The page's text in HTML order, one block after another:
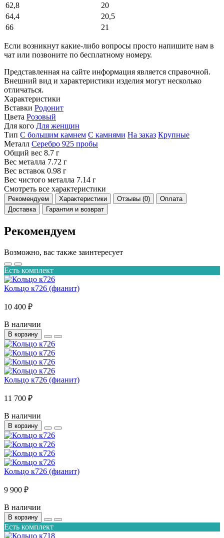
62,8
20
64,4
20,5
66
21
Если возникнут какие-либо вопросы просто напишите нам в
чат или позвоните по бесплатному номеру.
Представленная на сайте информация является справочной.
Внешний вид и характеристики изделия могут несколько
отличаться.
Характеристики
Вставки Родонит
Цвета Розовый
Для кого Для женщин
Тип С большим камнем С камнями На заказ Крупные
Металл Серебро 925 пробы
Общий вес 8.7 г
Вес металла 7.72 г
Вес вставок 0.98 г
Вес чистого металла 7.14 г
Смотреть все характеристики
Рекомендуем Характеристики Отзывы (0)
Оплата
Доставка
Гарантия и возврат
Рекомендуем
Возможно, вас также заинтересует
Есть комплект
Кольцо к726 (фианит)
10 400 ₽
В наличии
В корзину
Кольцо к726 (фианит)
11 700 ₽
В наличии
В корзину
Кольцо к726 (фианит)
9 900 ₽
В наличии
В корзину
Есть комплект